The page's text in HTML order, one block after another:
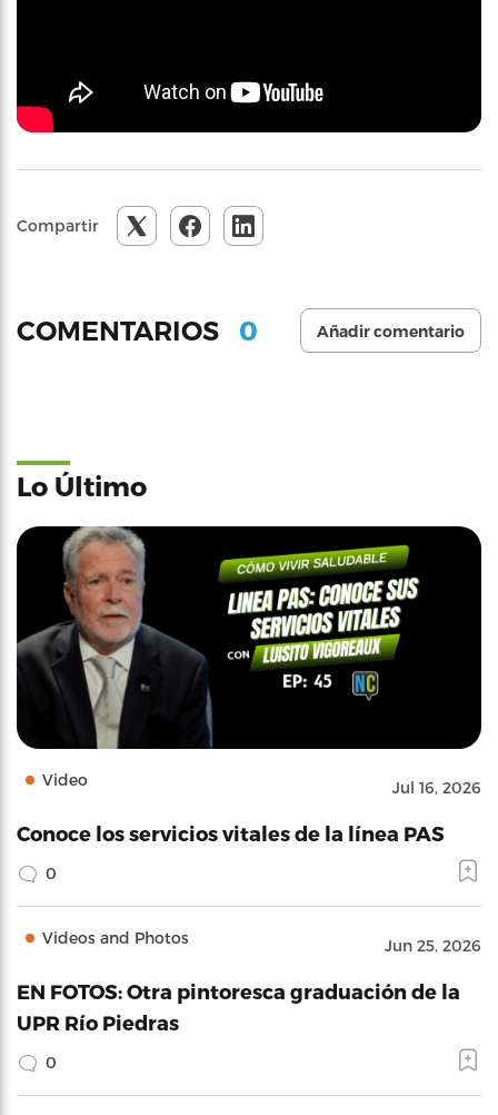
Compartir
COMENTARIOS 0 Añadir comentario
Lo Último
Video Jul 16, 2026
Conoce los servicios vitales de la línea PAS
0
Videos and Photos Jun 25, 2026
EN FOTOS: Otra pintoresca graduación de la
UPR Río Piedras
0